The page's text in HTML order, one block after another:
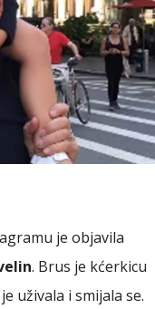
je objavila
. Brus je kćerkicu
uživala i smijala se.